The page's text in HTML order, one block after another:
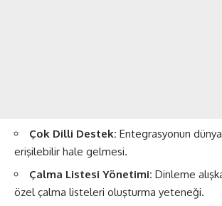
Çok Dilli Destek: Entegrasyonun
erişilebilir hale gelmesi.
Çalma Listesi Yönetimi: Dinleme
özel çalma listeleri oluşturma yeteneği.